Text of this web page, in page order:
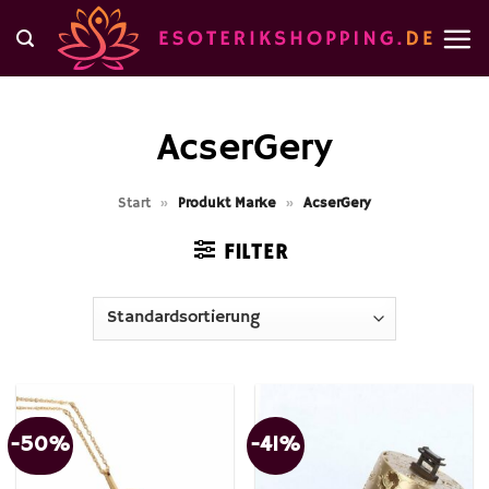
Inhalt
springen
AcserGery
Start » Produkt Marke » AcserGery
FILTER
-50% -41%